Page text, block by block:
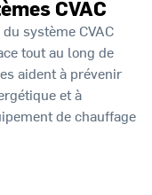
CVAC
système CVAC
tout au long de
aident à prévenir
et à
de chauffage